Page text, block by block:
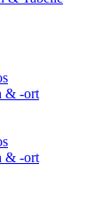
& -ort
& -ort